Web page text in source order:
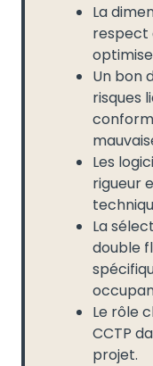
La
respect
Un bon
risques
Les
rigueur
La
double
Le rôle
CCTP
projet.